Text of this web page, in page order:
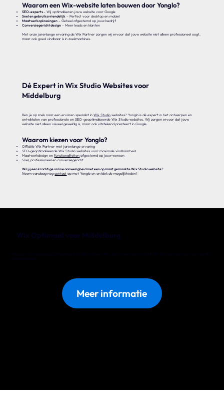
Waarom een Wix-website laten bouwen door Yonglo?
SEO-experts– Wij optimaliseren jouw website voor Google
Snel en gebruiksvriendelijk – Perfect voor desktop en mobiel
Maatwerkoplossingen – Geheel afgestemd op jouw bedrijf
Conversiegericht design – Meer leads en klanten
Met onze jarenlange ervaring als Wix Partner zorgen wij ervoor dat jouw website niet alleen professioneel oogt,
maar ook goed vindbaar is in zoekmachines.
Dé Expert in Wix Studio Websites voor
Middelburg
Ben je op zoek naar een ervaren specialist inWix Studio websites? Yonglo is dé expert in het ontwerpen en
ontwikkelen van professionele en SEO-geoptimaliseerde Wix Studio websites. Wij zorgen ervoor dat jouw
website niet alleen visueel geweldig is, maar ook uitstekend presteert in Google.
Waarom kiezen voor Yonglo?
Officiële Wix Partner met jarenlange ervaring
SEO-geoptimaliseerde Wix Studio websites voor maximale vindbaarheid
Maatwerkdesign enfunctionaliteiten afgestemd op jouw wensen
Snel, professioneel en conversiegericht
Wil jij een krachtige online aanwezigheid met een op maat gemaakte Wix Studio website?
Neem vandaag nogcontact op met Yonglo en ontdek de mogelijkheden!
Meer informatie
Woon je in de omgeving van Middelburg en heb je al een Wix website maar ben je niet 100% tevreden, kies dan voor ons Wix
Optimaal pakket.
Wix Optimaal voor Middelburg